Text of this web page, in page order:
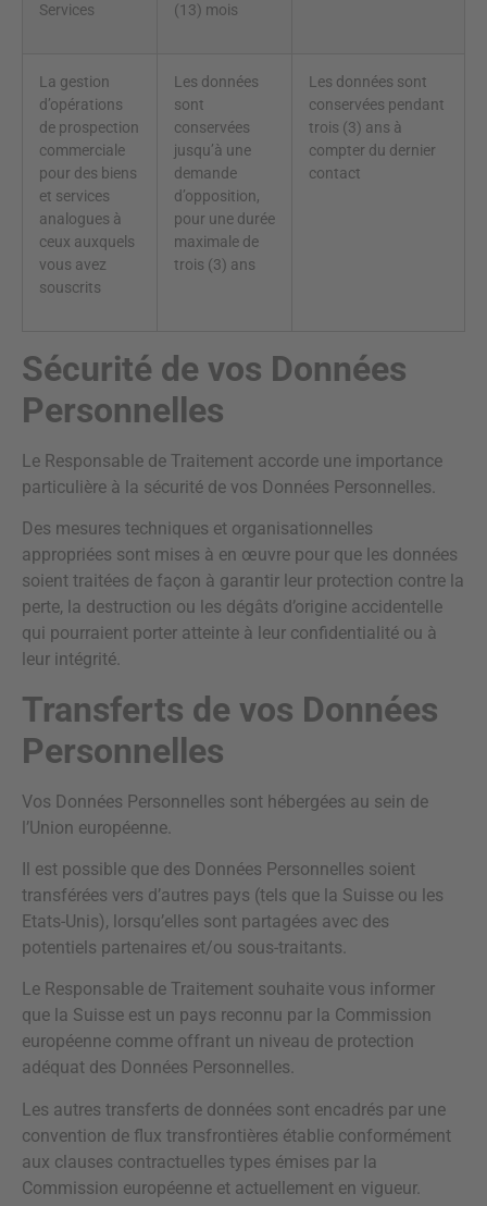
Services (13) mois
La gestion
d’opérations
de prospection
commerciale
pour des biens
et services
analogues à
ceux auxquels
vous avez
souscrits
Les données
sont
conservées
jusqu’à une
demande
d’opposition,
pour une durée
maximale de
trois (3) ans
Les données sont
conservées pendant
trois (3) ans à
compter du dernier
contact
Sécurité de vos Données
Personnelles
Le Responsable de Traitement accorde une importance
particulière à la sécurité de vos Données Personnelles.
Des mesures techniques et organisationnelles
appropriées sont mises à en œuvre pour que les données
soient traitées de façon à garantir leur protection contre la
perte, la destruction ou les dégâts d’origine accidentelle
qui pourraient porter atteinte à leur confidentialité ou à
leur intégrité.
Transferts de vos Données
Personnelles
Vos Données Personnelles sont hébergées au sein de
l’Union européenne.
Il est possible que des Données Personnelles soient
transférées vers d’autres pays (tels que la Suisse ou les
Etats-Unis), lorsqu’elles sont partagées avec des
potentiels partenaires et/ou sous-traitants.
Le Responsable de Traitement souhaite vous informer
que la Suisse est un pays reconnu par la Commission
européenne comme offrant un niveau de protection
adéquat des Données Personnelles.
Les autres transferts de données sont encadrés par une
convention de flux transfrontières établie conformément
aux clauses contractuelles types émises par la
Commission européenne et actuellement en vigueur.